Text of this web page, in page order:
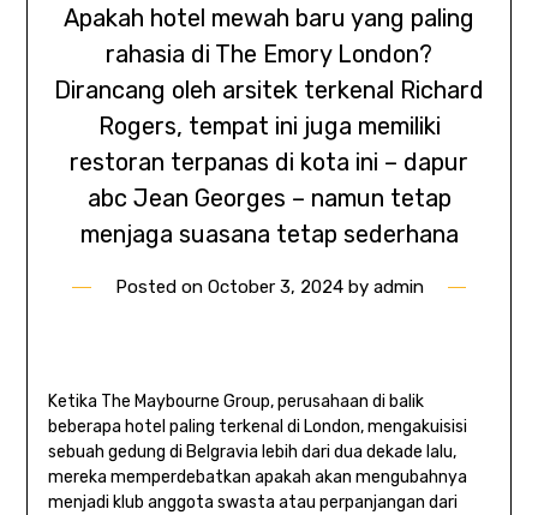
Apakah hotel mewah baru yang paling
rahasia di The Emory London?
Dirancang oleh arsitek terkenal Richard
Rogers, tempat ini juga memiliki
restoran terpanas di kota ini – dapur
abc Jean Georges – namun tetap
menjaga suasana tetap sederhana
Posted on October 3, 2024by admin
Ketika The Maybourne Group, perusahaan di balik
beberapa hotel paling terkenal di London, mengakuisisi
sebuah gedung di Belgravia lebih dari dua dekade lalu,
mereka memperdebatkan apakah akan mengubahnya
menjadi klub anggota swasta atau perpanjangan dari